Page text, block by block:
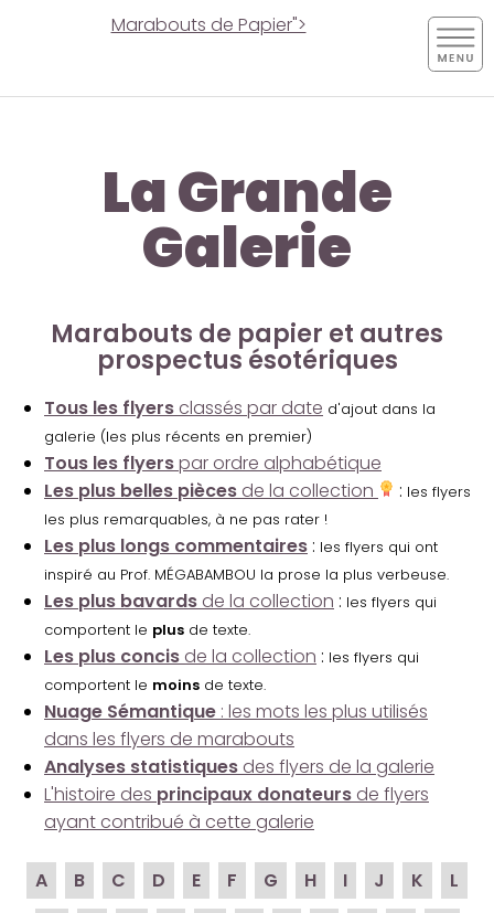
Marabouts de Papier">
La Grande
Galerie
Marabouts de papier et autres
prospectus ésotériques
Tous les flyers classés par date d'ajout dans la
galerie (les plus récents en premier)
Tous les flyerspar ordre alphabétique
Les plus belles pièces de la collection : les flyers
les plus remarquables, à ne pas rater !
Les plus longs commentaires : les flyers qui ont
inspiré au Prof. MÉGABAMBOU la prose la plus verbeuse.
Les plus bavards de la collection : les flyers qui
comportent le plus de texte.
Les plus concis de la collection : les flyers qui
comportent le moins de texte.
Nuage Sémantique : les mots les plus utilisés
dans les flyers de marabouts
Analyses statistiques des flyers de la galerie
L'histoire des principaux donateurs de flyers
ayant contribué à cette galerie
A B C D E F G H I J K
L